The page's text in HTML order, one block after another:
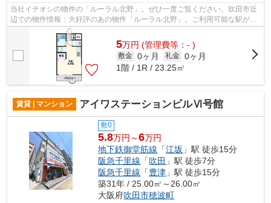
当社イチオシの物件の「ルーラル北野」。ぜひ一度ご覧ください。吹田市近
辺での物件情報：大好評のあの物件「ルーラル北野」。ご利用可能な駅が2
つあり、行き先に応じて乗車駅の使い分...
5万円 (管理費等：- )
敷金 0ヶ月 礼金 0ヶ月
1階 / 1R / 23.25㎡
賃貸 | マンション アイワステーションビルⅥ号館
敷0
5.8万円～6万円
地下鉄御堂筋線 「江坂 」駅 徒歩15分
阪急千里線 「吹田 」駅 徒歩7分
阪急千里線 「豊津 」駅 徒歩15分
築31年 / 25.00㎡～26.00㎡
大阪府吹田市穂波町